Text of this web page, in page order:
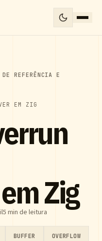
REFERÊNCIA E
EM ZIG
Zig
5 min de leitura
BUFFER OVERFLOW